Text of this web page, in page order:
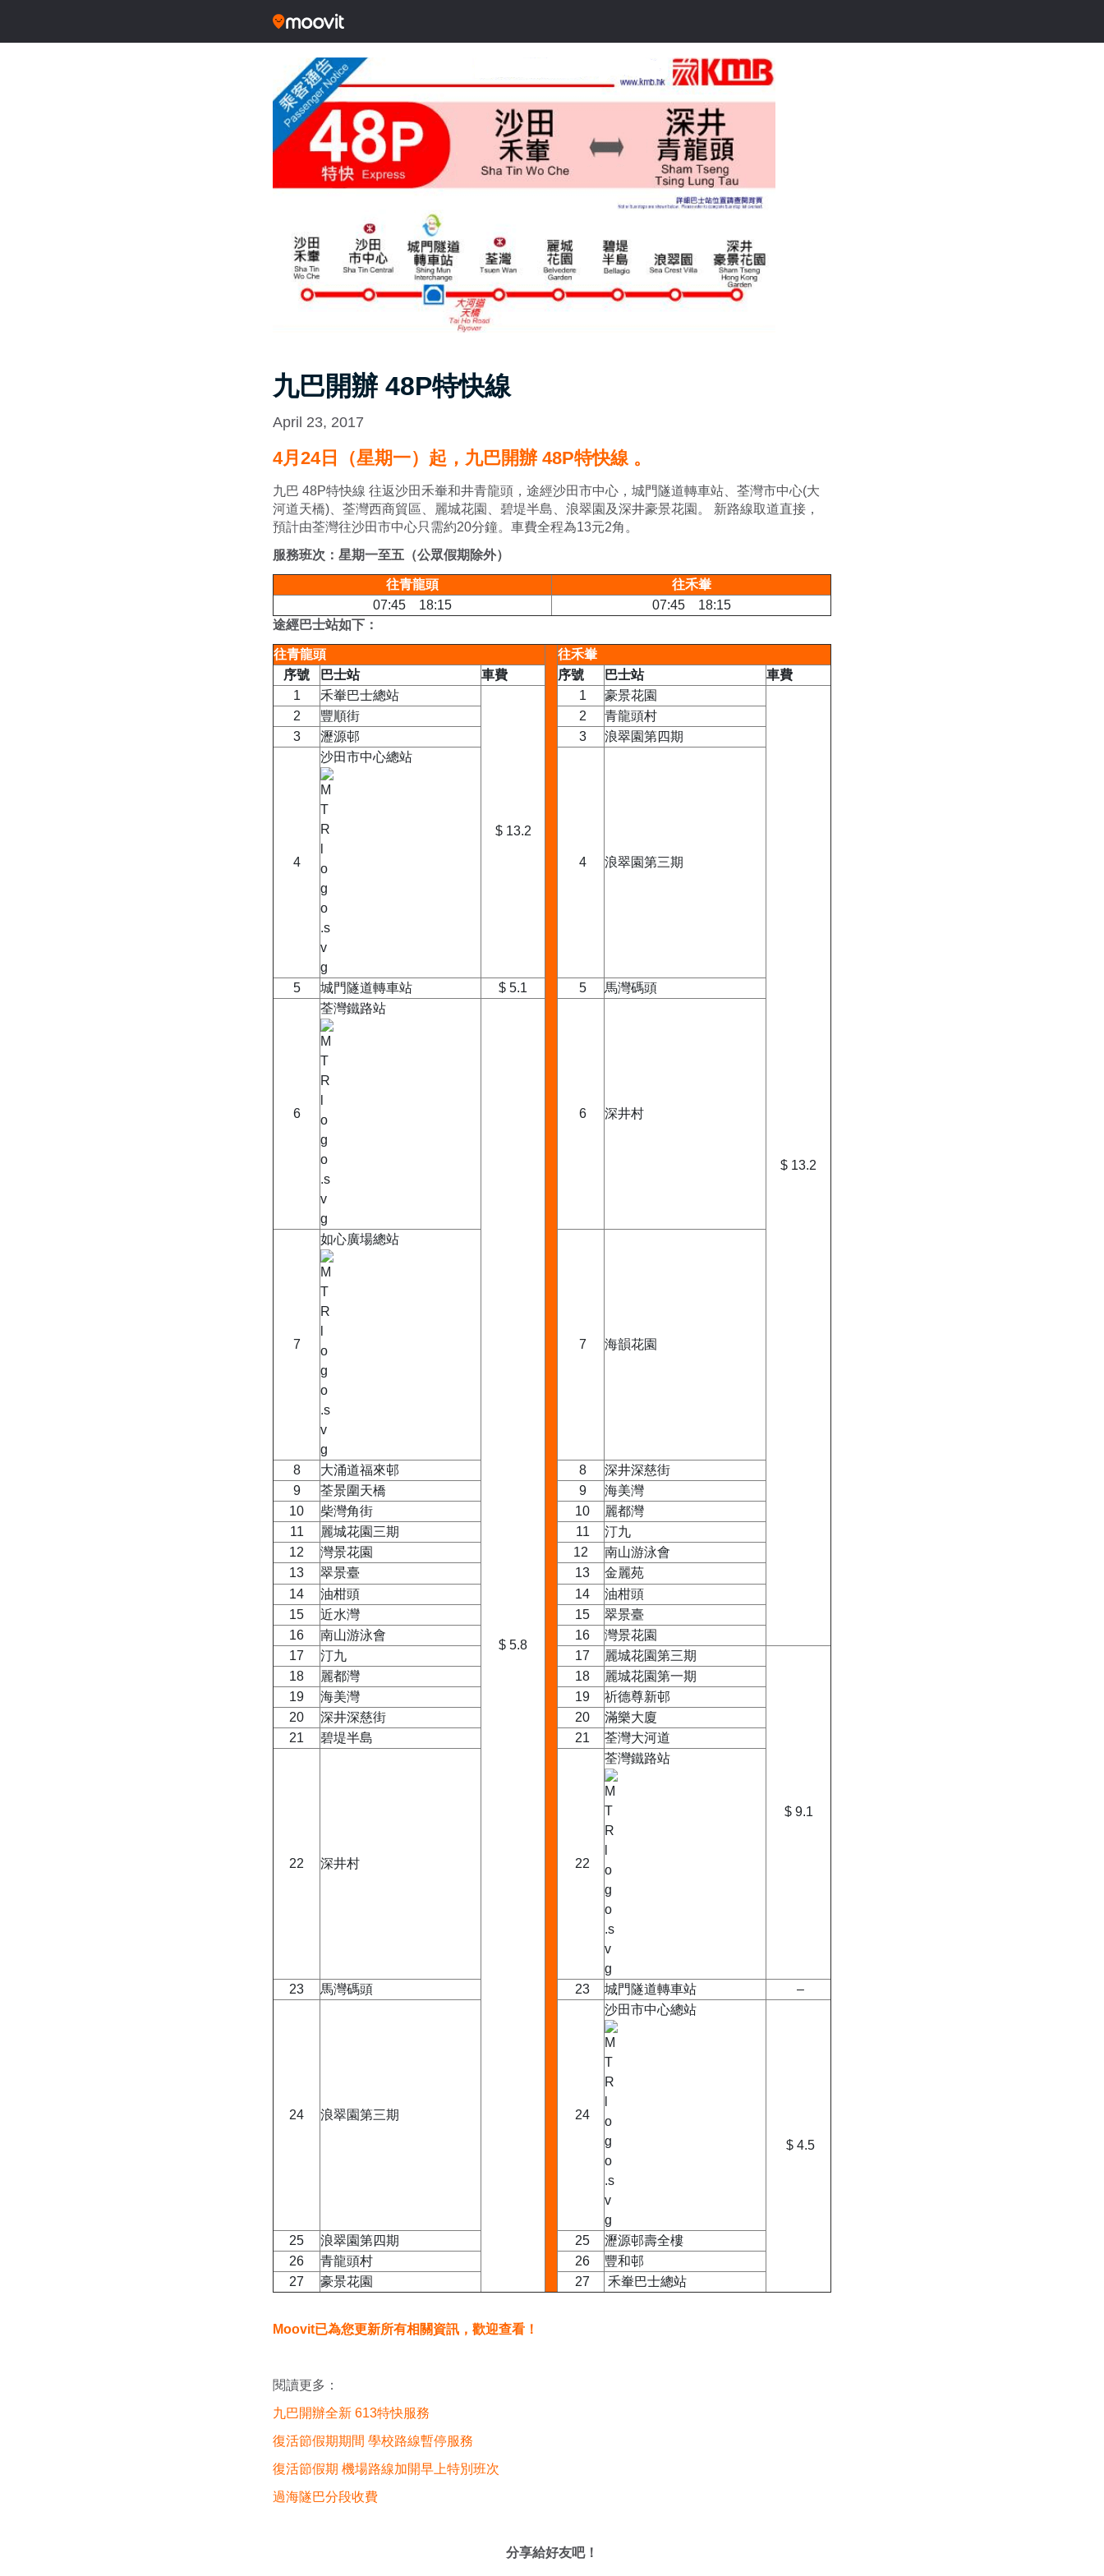
九巴開辦 48P特快線
April 23, 2017
4月24日（星期一）起，九巴開辦 48P特快線 。
九巴 48P特快線 往返沙田禾輋和井青龍頭，途經沙田市中心，城門隧道轉車站、荃灣市中心(大
河道天橋)、荃灣西商貿區、麗城花園、碧堤半島、浪翠園及深井豪景花園。 新路線取道直接，
預計由荃灣往沙田市中心只需約20分鐘。車費全程為13元2角。
服務班次：星期一至五（公眾假期除外）
往青龍頭
往禾輋
07:45 18:15
07:45 18:15
途經巴士站如下：
往青龍頭
往禾輋
序號
巴士站 車費 序號 巴士站
車費
1
禾輋巴士總站
$ 13.2
1 豪景花園
$ 13.2
2 豐順街 2
青龍頭村
3
瀝源邨 3 浪翠園第四期
4
沙田市中心總站
4 浪翠園第三期
5 城門隧道轉車站 $ 5.1 5 馬灣碼頭
6
荃灣鐵路站
$ 5.8
6 深井村
7
如心廣場總站
7 海韻花園
8 大涌道福來邨 8
深井深慈街
9
荃景圍天橋 9
海美灣
10
柴灣角街 10
麗都灣
11
麗城花園三期 11
汀九
12
灣景花園 12
南山游泳會
13
翠景臺 13
金麗苑
14
油柑頭 14
油柑頭
15
近水灣 15
翠景臺
16
南山游泳會 16
灣景花園
17
汀九 17 麗城花園第三期
$ 9.1
18 麗都灣 18
麗城花園第一期
19
海美灣 19
祈德尊新邨
20
深井深慈街 20
滿樂大廈
21
碧堤半島 21 荃灣大河道
22 深井村 22
荃灣鐵路站
23 馬灣碼頭 23 城門隧道轉車站 –
24 浪翠園第三期 24
沙田市中心總站
$ 4.5
25 浪翠園第四期 25
瀝源邨壽全樓
26
青龍頭村 26
豐和邨
27
豪景花園 27 禾輋巴士總站
Moovit已為您更新所有相關資訊，歡迎查看！
閱讀更多：
九巴開辦全新 613特快服務
復活節假期期間 學校路線暫停服務
復活節假期 機場路線加開早上特別班次
過海隧巴分段收費
分享給好友吧！